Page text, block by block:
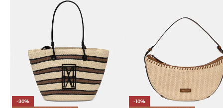
-30%
-10%